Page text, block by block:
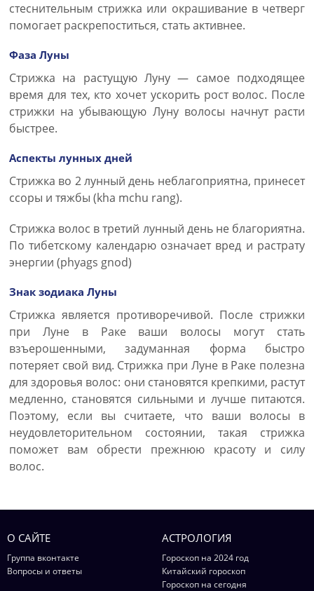
стеснительным стрижка или окрашивание в четверг
помогает раскрепоститься, стать активнее.
Фаза Луны
Стрижка на растущую Луну — самое подходящее
время для тех, кто хочет ускорить рост волос. После
стрижки на убывающую Луну волосы начнут расти
быстрее.
Аспекты лунных дней
Стрижка во 2 лунный день неблагоприятна, принесет
ссоры и тяжбы (kha mchu rang).
Стрижка волос в третий лунный день не благориятна.
По тибетскому календарю означает вред и растрату
энергии (phyags gnod)
Знак зодиака Луны
Стрижка является противоречивой. После стрижки
при Луне в Раке ваши волосы могут стать
взъерошенными, задуманная форма быстро
потеряет свой вид. Стрижка при Луне в Раке полезна
для здоровья волос: они становятся крепкими, растут
медленно, становятся сильными и лучше питаются.
Поэтому, если вы считаете, что ваши волосы в
неудовлеторительном состоянии, такая стрижка
поможет вам обрести прежнюю красоту и силу
волос.
О САЙТЕ
Группа вконтакте
Вопросы и ответы
АСТРОЛОГИЯ
Гороскоп на 2024 год
Китайский гороскоп
Гороскоп на сегодня